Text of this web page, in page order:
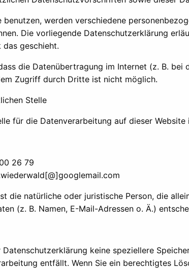
benutzen, werden verschiedene
Die vorliegende Datenschutzerklärung
das geschieht.
die Datenübertragung im Internet (z. B.
Zugriff durch Dritte ist nicht möglich.
Stelle
für die Datenverarbeitung auf dieser Website
26 79
die natürliche oder juristische Person, die
(z. B. Namen, E-Mail-Adressen o. Ä.)
keine speziellere
entfällt. Wenn Sie ein berechtigtes